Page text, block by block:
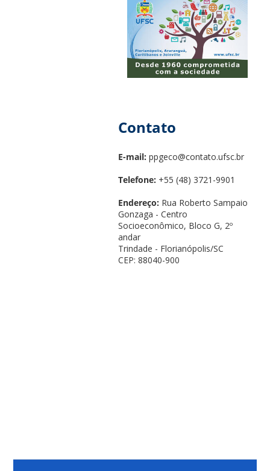
Contato
E-mail: ppgeco@contato.ufsc.br
Telefone: +55 (48) 3721-9901
Endereço: Rua Roberto Sampaio
Gonzaga - Centro
Socioeconômico, Bloco G, 2º
andar
Trindade - Florianópolis/SC
CEP: 88040-900